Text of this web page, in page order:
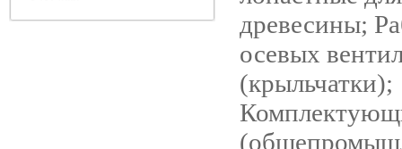
древесины;
осевых
(крыльчатки);